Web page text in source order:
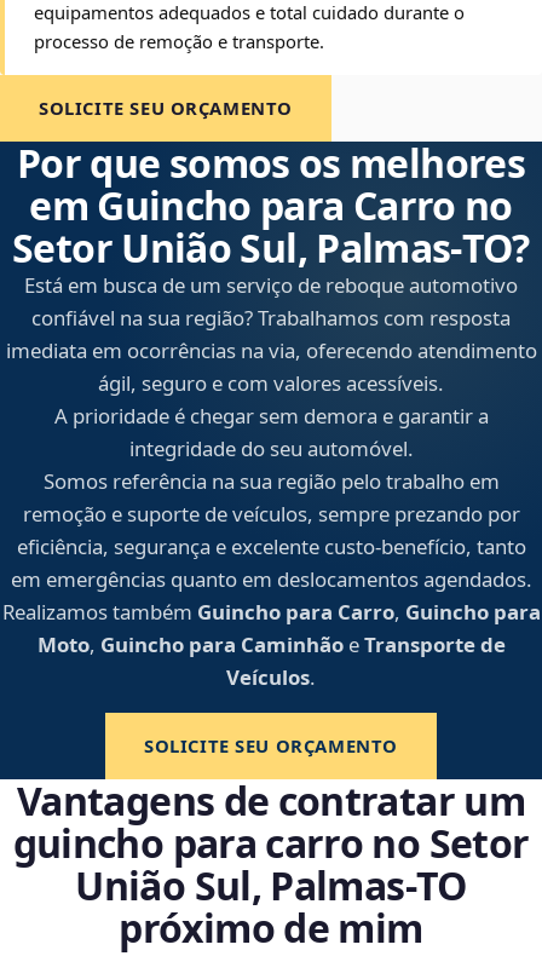
equipamentos adequados e total cuidado durante o
processo de remoção e transporte.
SOLICITE SEU ORÇAMENTO
Por que somos os melhores
em Guincho para Carro no
Setor União Sul, Palmas‑TO?
Está em busca de um serviço de reboque automotivo
confiável na sua região? Trabalhamos com resposta
imediata em ocorrências na via, oferecendo atendimento
ágil, seguro e com valores acessíveis.
A prioridade é chegar sem demora e garantir a
integridade do seu automóvel.
Somos referência na sua região pelo trabalho em
remoção e suporte de veículos, sempre prezando por
eficiência, segurança e excelente custo-benefício, tanto
em emergências quanto em deslocamentos agendados.
Realizamos também Guincho para Carro, Guincho para
Moto, Guincho para CaminhãoeTransporte de
Veículos.
SOLICITE SEU ORÇAMENTO
Vantagens de contratar um
guincho para carro no Setor
União Sul, Palmas‑TO
próximo de mim